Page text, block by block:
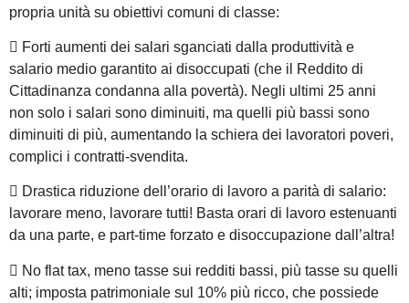
propria unità su obiettivi comuni di classe:
 Forti aumenti dei salari sganciati dalla produttività e
salario medio garantito ai disoccupati (che il Reddito di
Cittadinanza condanna alla povertà). Negli ultimi 25 anni
non solo i salari sono diminuiti, ma quelli più bassi sono
diminuiti di più, aumentando la schiera dei lavoratori poveri,
complici i contratti-svendita.
 Drastica riduzione dell’orario di lavoro a parità di salario:
lavorare meno, lavorare tutti! Basta orari di lavoro estenuanti
da una parte, e part-time forzato e disoccupazione dall’altra!
 No flat tax, meno tasse sui redditi bassi, più tasse su quelli
alti; imposta patrimoniale sul 10% più ricco, che possiede